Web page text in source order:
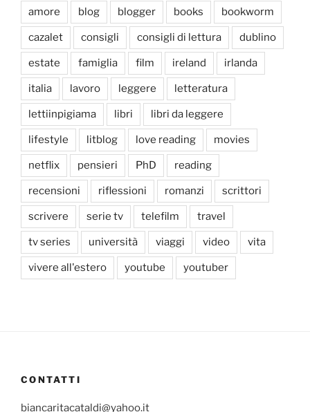
amore blog blogger books bookworm
cazalet consigli consigli di lettura dublino
estate famiglia film ireland irlanda
italia lavoro leggere letteratura
lettiinpigiama libri libri da leggere
lifestyle litblog love reading movies
netflix pensieri PhD reading
recensioni riflessioni romanzi scrittori
scrivere serie tv telefilm travel
tv series università viaggi video vita
vivere all'estero youtube youtuber
CONTATTI
biancaritacataldi@yahoo.it